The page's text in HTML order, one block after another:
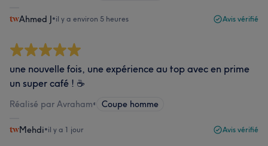
Ahmed J•il y a environ 5 heures Avis vérifié
une nouvelle fois, une expérience au top avec en prime
un super café ! ☕️
Réalisé par Avraham• Coupe homme
Mehdi•il y a 1 jour Avis vérifié